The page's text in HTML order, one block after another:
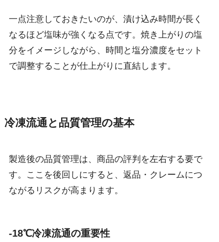
一点注意しておきたいのが、漬け込み時間が長く
なるほど塩味が強くなる点です。焼き上がりの塩
分をイメージしながら、時間と塩分濃度をセット
で調整することが仕上がりに直結します。
冷凍流通と品質管理の基本
製造後の品質管理は、商品の評判を左右する要で
す。ここを後回しにすると、返品・クレームにつ
ながるリスクが高まります。
-18℃冷凍流通の重要性